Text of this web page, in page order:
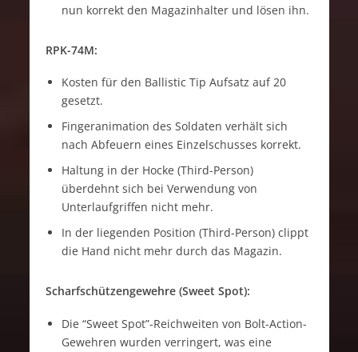
nun korrekt den Magazinhalter und lösen ihn.
RPK-74M:
Kosten für den Ballistic Tip Aufsatz auf 20
gesetzt.
Fingeranimation des Soldaten verhält sich
nach Abfeuern eines Einzelschusses korrekt.
Haltung in der Hocke (Third-Person)
überdehnt sich bei Verwendung von
Unterlaufgriffen nicht mehr.
In der liegenden Position (Third-Person) clippt
die Hand nicht mehr durch das Magazin.
Scharfschützengewehre (Sweet Spot):
Die “Sweet Spot”-Reichweiten von Bolt-Action-
Gewehren wurden verringert, was eine